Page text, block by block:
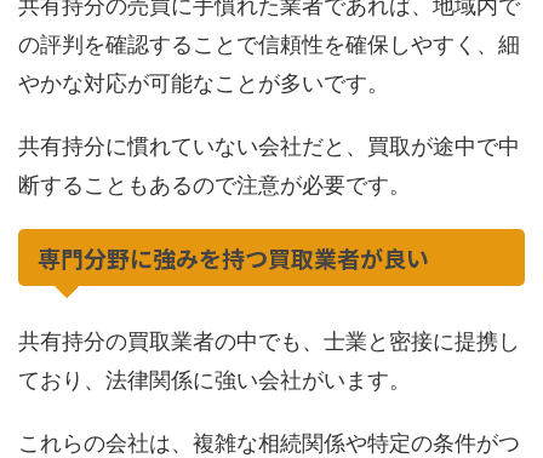
共有持分の売買に手慣れた業者であれば、地域内で
の評判を確認することで信頼性を確保しやすく、細
やかな対応が可能なことが多いです。
共有持分に慣れていない会社だと、買取が途中で中
断することもあるので注意が必要です。
専門分野に強みを持つ買取業者が良い
共有持分の買取業者の中でも、士業と密接に提携し
ており、法律関係に強い会社がいます。
これらの会社は、複雑な相続関係や特定の条件がつ